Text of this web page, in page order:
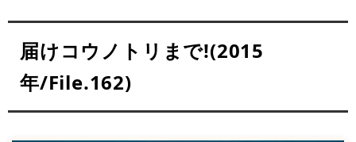
届けコウノトリまで!(2015
年/File.162)